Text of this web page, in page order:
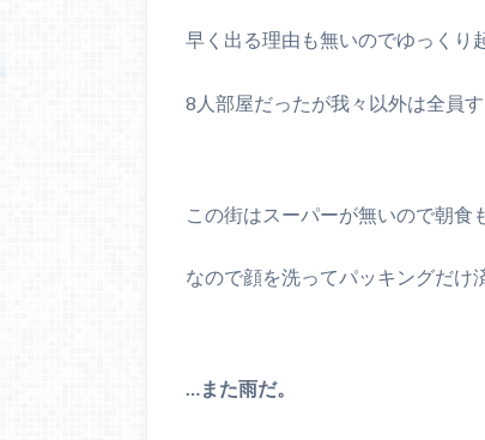
早く出る理由も無いのでゆっくり
8人部屋だったが我々以外は全員
この街はスーパーが無いので朝食
なので顔を洗ってパッキングだけ
…また雨だ。